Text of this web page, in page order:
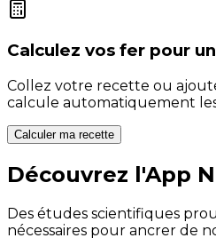
Calculez vos fer pour
Collez votre recette ou
calcule automatiquement
Calculer ma recette
Découvrez l'App
Des études scientifiques
nécessaires pour ancrer de